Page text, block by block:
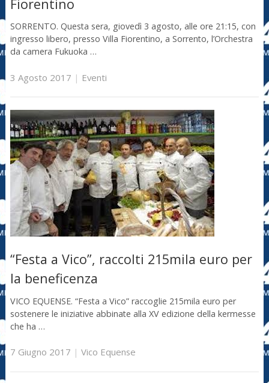
Fiorentino
SORRENTO. Questa sera, giovedì 3 agosto, alle ore 21:15, con
ingresso libero, presso Villa Fiorentino, a Sorrento, l’Orchestra
da camera Fukuoka …
3 Agosto 2017 | Eventi
“Festa a Vico”, raccolti 215mila euro per
la beneficenza
VICO EQUENSE. “Festa a Vico” raccoglie 215mila euro per
sostenere le iniziative abbinate alla XV edizione della kermesse
che ha …
7 Giugno 2017 | Vico Equense